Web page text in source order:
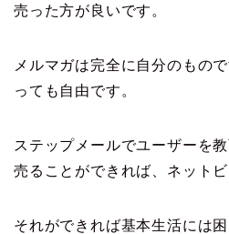
売った方が良いです。
メルマガは完全に自分のもの
っても自由です。
ステップメールでユーザーを
売ることができれば、ネット
それができれば基本生活には